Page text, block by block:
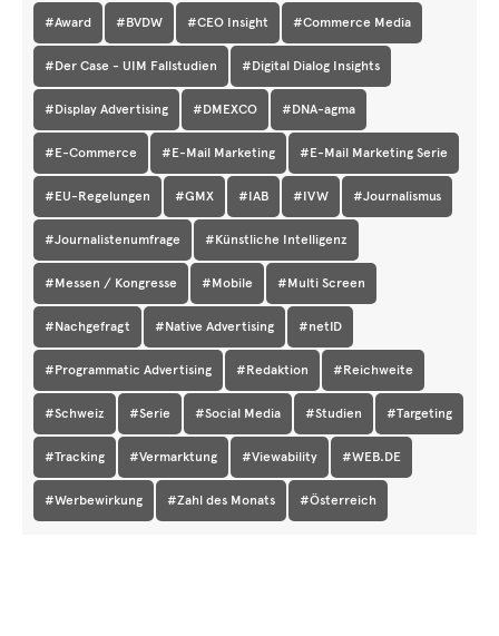
#Award #BVDW #CEO Insight #Commerce Media
#Der Case - UIM Fallstudien #Digital Dialog Insights
#Display Advertising #DMEXCO #DNA-agma
#E-Commerce #E-Mail Marketing #E-Mail Marketing Serie
#EU-Regelungen #GMX #IAB #IVW #Journalismus
#Journalistenumfrage #Künstliche Intelligenz
#Messen / Kongresse #Mobile #Multi Screen
#Nachgefragt #Native Advertising #netID
#Programmatic Advertising #Redaktion #Reichweite
#Schweiz #Serie #Social Media #Studien #Targeting
#Tracking #Vermarktung #Viewability #WEB.DE
#Werbewirkung #Zahl des Monats #Österreich